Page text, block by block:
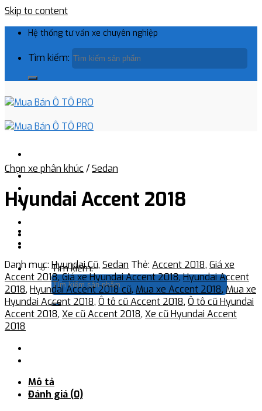
Skip to content
Hệ thống tư vấn xe chuyên nghiệp
Tìm kiếm:
Tìm kiếm:
Chọn xe phân khúc/Sedan
Hyundai Accent 2018
Danh mục: Hyundai Cũ, Sedan Thẻ: Accent 2018, Giá xe
Accent 2018,Giá xe Hyundai Accent 2018,Hyundai Accent
2018, Hyundai Accent 2018 cũ, Mua xe Accent 2018, Mua xe
Hyundai Accent 2018, Ô tô cũ Accent 2018, Ô tô cũ Hyundai
Accent 2018, Xe cũ Accent 2018, Xe cũ Hyundai Accent
2018
Mô tả
Đánh giá (0)